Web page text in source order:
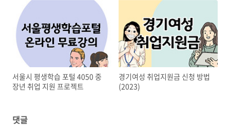
서울시 평생학습 포털 4050 중
장년 취업 지원 프로젝트
경기여성 취업지원금 신청 방법
(2023)
댓글